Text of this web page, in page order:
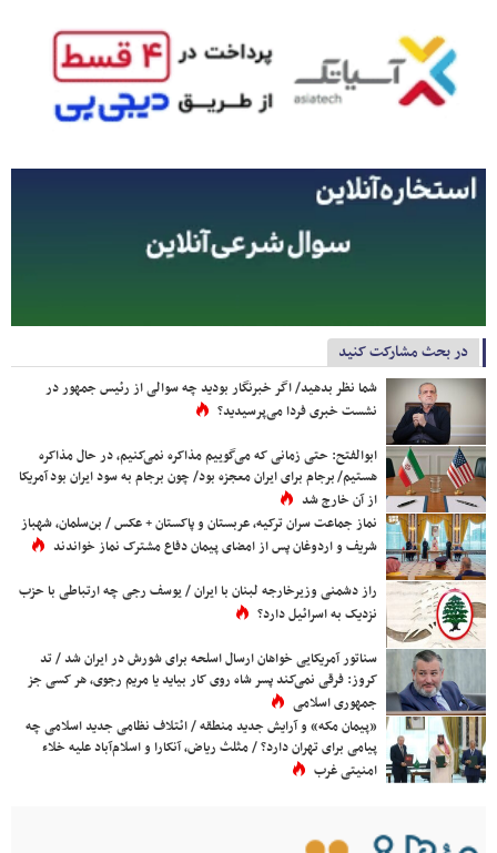
در بحث مشارکت کنید
شما نظر بدهید/ اگر خبرنگار بودید چه سوالی از رئیس جمهور در
نشست خبری فردا می‌پرسیدید؟
ابوالفتح: حتی زمانی که می‌گوییم مذاکره نمی‌کنیم، در حال مذاکره
هستیم/ برجام برای ایران معجزه بود/ چون برجام به سود ایران بود آمریکا
از آن خارج شد
نماز جماعت سران ترکیه، عربستان و پاکستان + عکس / بن‌سلمان، شهباز
شریف و اردوغان پس از امضای پیمان دفاع مشترک نماز خواندند
راز دشمنی وزیرخارجه لبنان با ایران / یوسف رجی چه ارتباطی با حزب
نزدیک به اسرائیل دارد؟
سناتور آمریکایی خواهان ارسال اسلحه برای شورش در ایران شد / تد
کروز: فرقی نمی‌کند پسر شاه روی کار بیاید یا مریم رجوی، هر کسی جز
جمهوری اسلامی
«پیمان مکه» و آرایش جدید منطقه / ائتلاف نظامی جدید اسلامی چه
پیامی برای تهران دارد؟ / مثلث ریاض، آنکارا و اسلام‌آباد علیه خلاء
امنیتی غرب